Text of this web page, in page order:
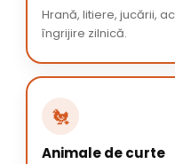
Hrană, litiere, jucării,
îngrijire zilnică.
🐔
Animale de curte